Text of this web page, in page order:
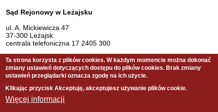
Dane teleadresowe
Sąd Rejonowy w Leżajsku
ul. A. Mickiewicza 47
37-300 Leżajsk
centrala telefoniczna 17 2405 300
Serwis pełni funkcję strony Biuletynu Informacji Publicznej
Ta strona korzysta z plików cookies. W każdym momencie można dokonać
zmiany ustawień dotyczących dostępu do plików cookies. Brak zmiany
ustawień przeglądarki oznacza zgodę na ich użycie.
Klikając przycisk Akceptuję, akceptujesz używanie plików cookie.
Więcej informacji